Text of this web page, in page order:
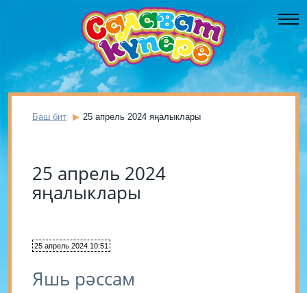
Баш бит 25 апрель 2024 яңалыклары
25 апрель 2024
яңалыклары
25 апрель 2024 10:51
Яшь рәссам